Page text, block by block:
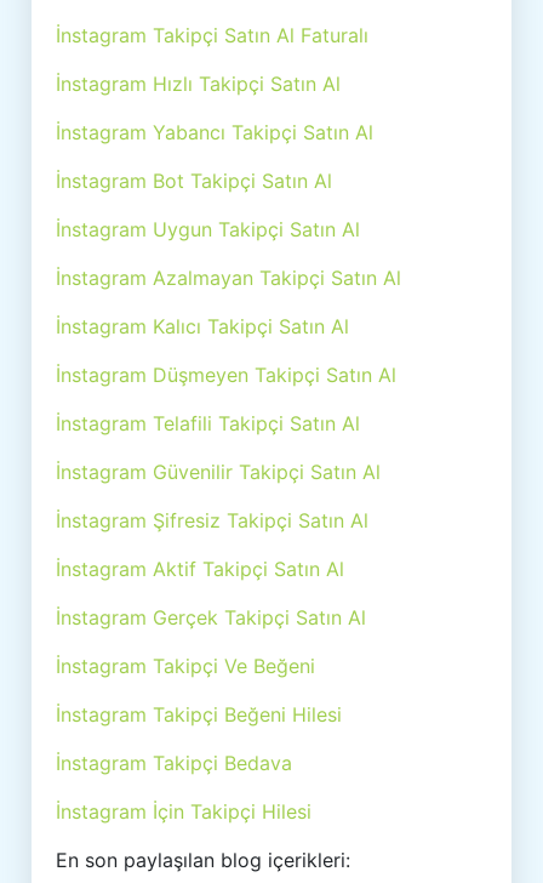
İnstagram Takipçi Satın Al Faturalı
İnstagram Hızlı Takipçi Satın Al
İnstagram Yabancı Takipçi Satın Al
İnstagram Bot Takipçi Satın Al
İnstagram Uygun Takipçi Satın Al
İnstagram Azalmayan Takipçi Satın Al
İnstagram Kalıcı Takipçi Satın Al
İnstagram Düşmeyen Takipçi Satın Al
İnstagram Telafili Takipçi Satın Al
İnstagram Güvenilir Takipçi Satın Al
İnstagram Şifresiz Takipçi Satın Al
İnstagram Aktif Takipçi Satın Al
İnstagram Gerçek Takipçi Satın Al
İnstagram Takipçi Ve Beğeni
İnstagram Takipçi Beğeni Hilesi
İnstagram Takipçi Bedava
İnstagram İçin Takipçi Hilesi
En son paylaşılan blog içerikleri: